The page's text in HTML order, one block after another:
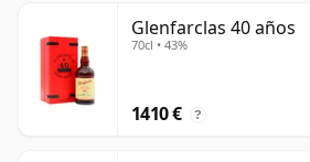
Glenfarclas 40 años
70cl • 43%
1410 € ?